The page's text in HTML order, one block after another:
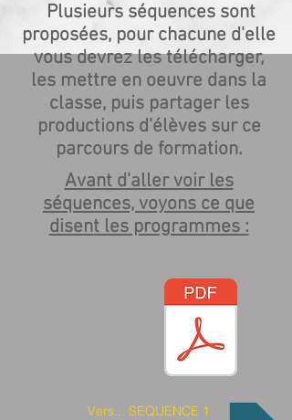
Plusieurs séquences sont
proposées, pour chacune d'elle
vous devrez les télécharger,
les mettre en oeuvre dans la
classe, puis partager les
productions d'élèves sur ce
parcours de formation.
Avant d'aller voir les
séquences, voyons ce que
disent les programmes :
Vers... SEQUENCE 1